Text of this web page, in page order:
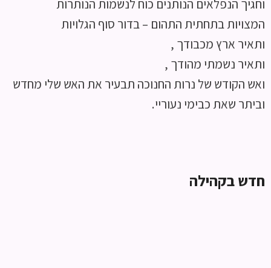
וחגיך הנפלאים הנותנים כוח לנשמות הנותרות
המצויות בתחתית התהום – בדור סוף הגלויות
ותאיר ארץ מכבודך ,
ותאיר נשמתי מהודך ,
ואש הקודש של נרות החנוכה תבעיר את האש שלי מחדש
וביתר שאת כבימי נעוריי.
חדשבקהילה